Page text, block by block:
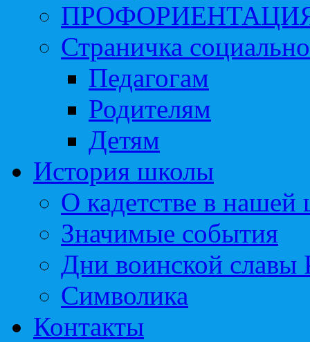
Страничка
Педагогам
Родителям
Детям
История школы
О кадетстве в нашей
Значимые события
Дни воинской славы
Символика
Контакты